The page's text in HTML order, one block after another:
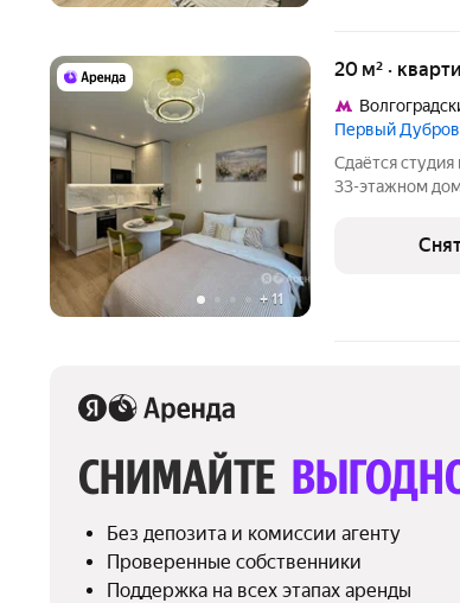
+11
20 м² ·
Первый
Сдаётся
33-этажном доме
СНИМАЙТЕ
Без депозита и комиссии агенту
Проверенные собственники
Поддержка на всех этапах аренды